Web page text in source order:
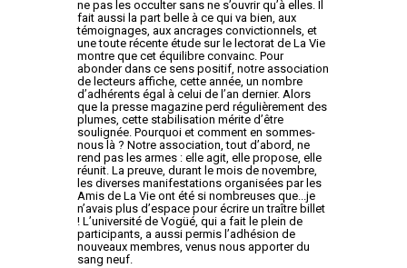
ne pas les occulter sans ne s’ouvrir qu’à elles. Il
fait aussi la part belle à ce qui va bien, aux
témoignages, aux ancrages convictionnels, et
une toute récente étude sur le lectorat de La Vie
montre que cet équilibre convainc. Pour
abonder dans ce sens positif, notre association
de lecteurs affiche, cette année, un nombre
d’adhérents égal à celui de l’an dernier. Alors
que la presse magazine perd régulièrement des
plumes, cette stabilisation mérite d’être
soulignée. Pourquoi et comment en sommes-
nous là ? Notre association, tout d’abord, ne
rend pas les armes : elle agit, elle propose, elle
réunit. La preuve, durant le mois de novembre,
les diverses manifestations organisées par les
Amis de La Vie ont été si nombreuses que...je
n’avais plus d’espace pour écrire un traître billet
! L’université de Vogüé, qui a fait le plein de
participants, a aussi permis l’adhésion de
nouveaux membres, venus nous apporter du
sang neuf.